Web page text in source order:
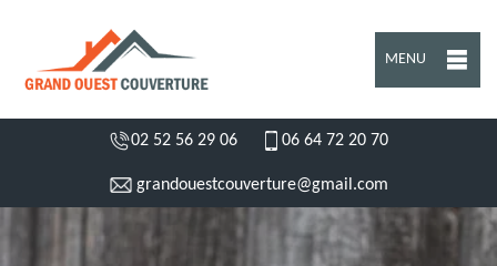
MENU
02 52 56 29 06 06 64 72 20 70
grandouestcouverture@gmail.com